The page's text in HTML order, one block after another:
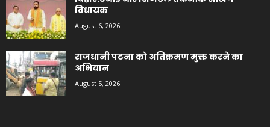
विधायक
August 6, 2026
राजधानी पटना को अतिक्रमण मुक्त करने का
अभियान
August 5, 2026